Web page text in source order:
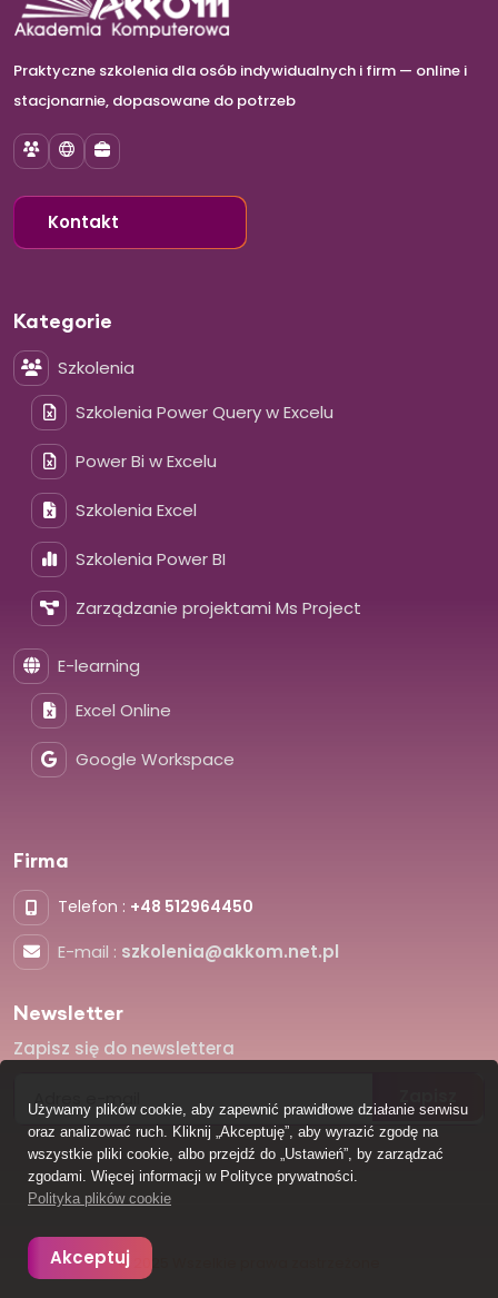
Praktyczne szkolenia dla osób indywidualnych i firm — online i
stacjonarnie, dopasowane do potrzeb
SzkoleniaE-learningSzkolenia dla firm
Kontakt
Kategorie
Szkolenia
Szkolenia Power Query w Excelu
Power Bi w Excelu
Szkolenia Excel
Szkolenia Power BI
Zarządzanie projektami Ms Project
E-learning
Excel Online
Google Workspace
Firma
Telefon : +48 512964450
E-mail : szkolenia@akkom.net.pl
Newsletter
Zapisz się do newslettera
© 2025 Wszelkie prawa zastrzeżone
Używamy plików cookie, aby zapewnić prawidłowe działanie serwisu
oraz analizować ruch. Kliknij „Akceptuję”, aby wyrazić zgodę na
wszystkie pliki cookie, albo przejdź do „Ustawień”, by zarządzać
zgodami. Więcej informacji w Polityce prywatności.
Polityka plików cookie
Akceptuj